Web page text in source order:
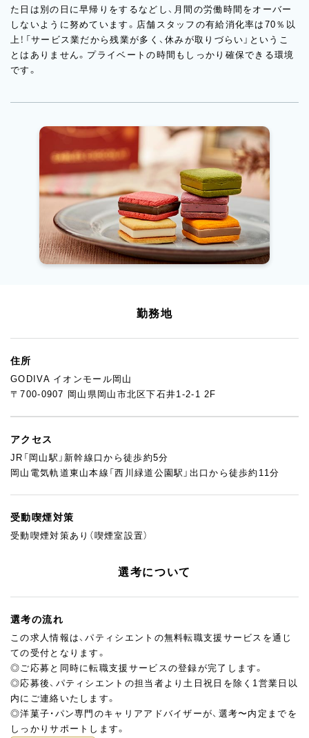
た日は別の日に早帰りをするなどし、月間の労働時間をオーバー
しないように努めています。店舗スタッフの有給消化率は70％以
上！「サービス業だから残業が多く、休みが取りづらい」というこ
とはありません。プライベートの時間もしっかり確保できる環境
です。
勤務地
住所
GODIVA イオンモール岡山
〒700-0907 岡山県岡山市北区下石井1-2-1 2F
アクセス
JR「岡山駅」新幹線口から徒歩約5分
岡山電気軌道東山本線「西川緑道公園駅」出口から徒歩約11分
受動喫煙対策
受動喫煙対策あり（喫煙室設置）
選考について
選考の流れ
この求人情報は、パティシエントの無料転職支援サービスを通じ
ての受付となります。
◎ご応募と同時に転職支援サービスの登録が完了します。
◎応募後、パティシエントの担当者より土日祝日を除く1営業日以
内にご連絡いたします。
◎洋菓子・パン専門のキャリアアドバイザーが、選考〜内定までを
しっかりサポートします。